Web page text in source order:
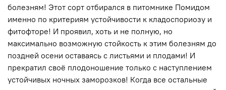
болезням! Этот сорт отбирался в питомнике Помидом
именно по критериям устойчивости к кладоспориозу и
фитофторе! И проявил, хоть и не полную, но
максимально возможную стойкость к этим болезням до
поздней осени оставаясь с листьями и плодами! И
прекратил своё плодоношение только с наступлением
устойчивых ночных заморозков! Когда все остальные